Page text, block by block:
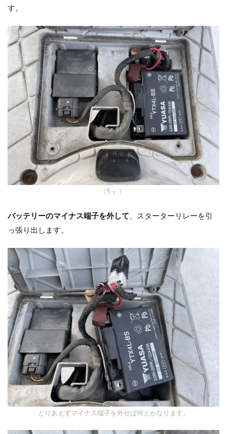
す。
汚ッ！
バッテリーのマイナス端子を外して 、スターターリレーを引
っ張り出します。
とりあえずマイナス端子を外せば何とかなります。